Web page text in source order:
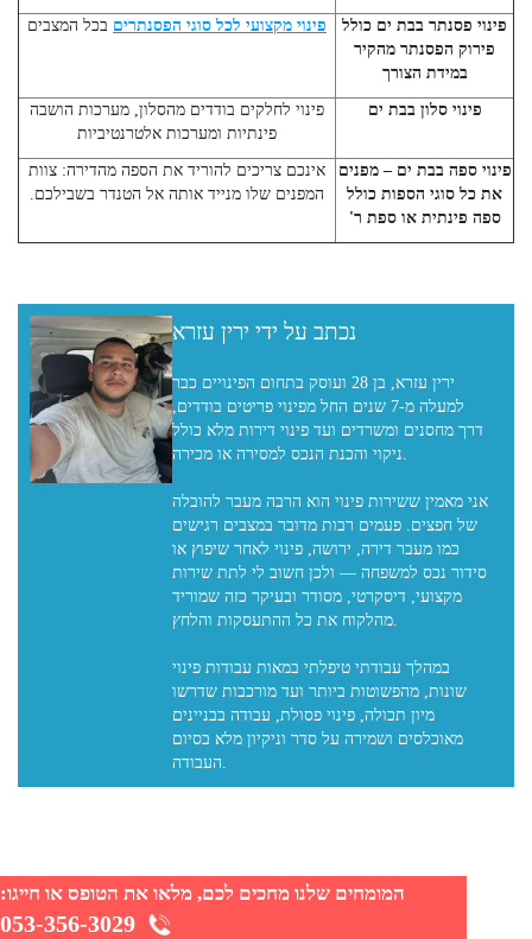
פינוי פסנתר בבת ים כולל
פירוק הפסנתר מהקיר
במידת הצורך
פינוי מקצועי לכל סוגי הפסנתרים בכל המצבים
פינוי סלון בבת ים
פינוי לחלקים בודדים מהסלון, מערכות הושבה
פינתיות ומערכות אלטרנטיביות
פינוי ספה בבת ים – מפנים
את כל סוגי הספות כולל
ספה פינתית או ספת ר'
אינכם צריכים להוריד את הספה מהדירה: צוות
המפנים שלו מנייד אותה אל הטנדר בשבילכם.
נכתב על ידי ירין עזרא
ירין עזרא, בן 28 ועוסק בתחום הפינויים כבר
למעלה מ-7 שנים החל מפינוי פריטים בודדים,
דרך מחסנים ומשרדים ועד פינוי דירות מלא כולל
ניקוי והכנת הנכס למסירה או מכירה.
אני מאמין ששירות פינוי הוא הרבה מעבר להובלה
של חפצים. פעמים רבות מדובר במצבים רגישים
כמו מעבר דירה, ירושה, פינוי לאחר שיפוץ או
סידור נכס למשפחה — ולכן חשוב לי לתת שירות
מקצועי, דיסקרטי, מסודר ובעיקר כזה שמוריד
מהלקוח את כל ההתעסקות והלחץ.
במהלך עבודתי טיפלתי במאות עבודות פינוי
שונות, מהפשוטות ביותר ועד מורכבות שדרשו
מיון תכולה, פינוי פסולת, עבודה בבניינים
מאוכלסים ושמירה על סדר וניקיון מלא בסיום
המומחים שלנו מחכים לכם, מלאו את הטופס או חייגו:
053-356-3029